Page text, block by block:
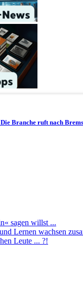
Branche ruft nach
sagen willst ...
Lernen wachsen
Leute ... ?!